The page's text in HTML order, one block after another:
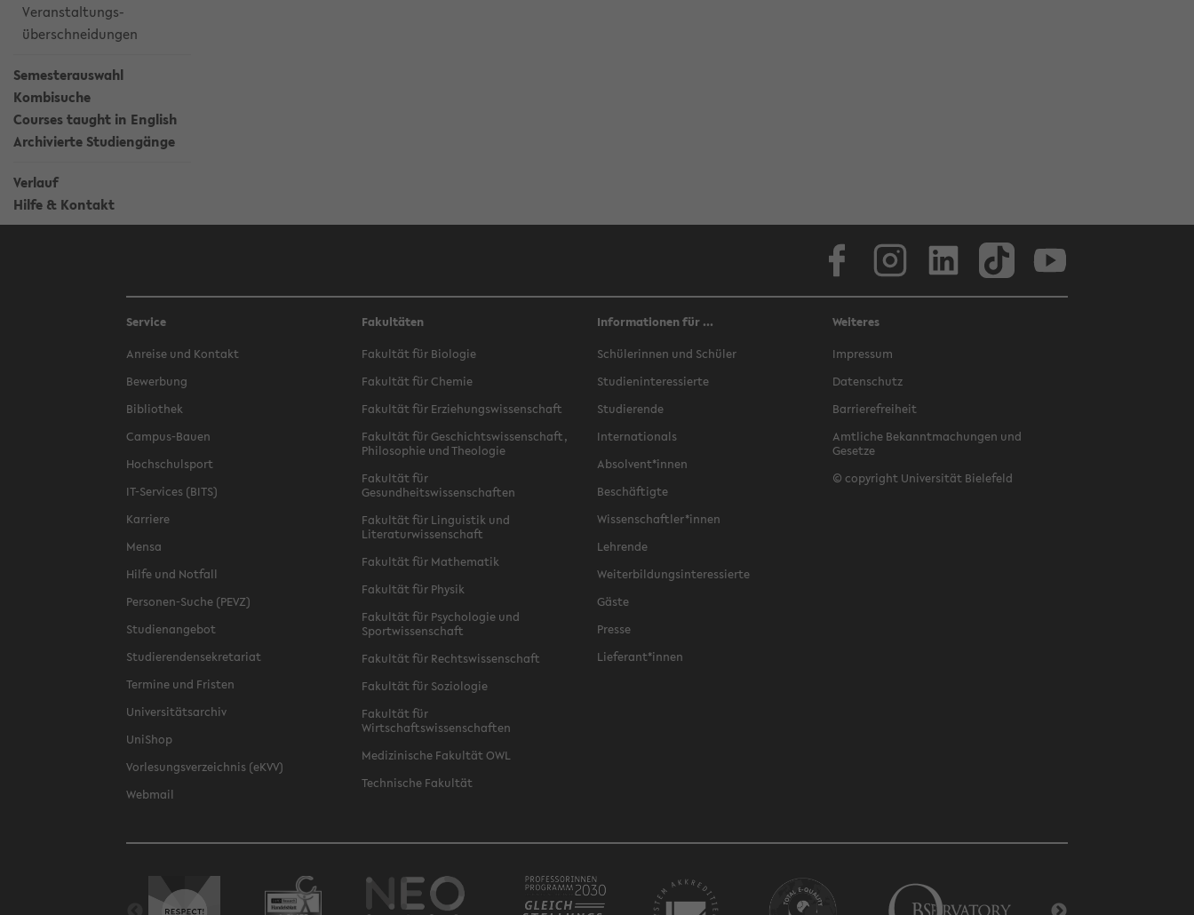
Veranstaltungs-
überschneidungen
Semesterauswahl
Kombisuche
Courses taught in English
Archivierte Studiengänge
Verlauf
Hilfe & Kontakt
Service
Anreise und Kontakt
Bewerbung
Bibliothek
Campus-Bauen
Hochschulsport
IT-Services (BITS)
Karriere
Mensa
Hilfe und Notfall
Personen-Suche (PEVZ)
Studienangebot
Studierendensekretariat
Termine und Fristen
Universitätsarchiv
UniShop
Vorlesungsverzeichnis (eKVV)
Webmail
Fakultäten
Fakultät für Biologie
Fakultät für Chemie
Fakultät für Erziehungswissenschaft
Fakultät für Geschichtswissenschaft,
Philosophie und Theologie
Fakultät für
Gesundheitswissenschaften
Fakultät für Linguistik und
Literaturwissenschaft
Fakultät für Mathematik
Fakultät für Physik
Fakultät für Psychologie und
Sportwissenschaft
Fakultät für Rechtswissenschaft
Fakultät für Soziologie
Fakultät für
Wirtschaftswissenschaften
Medizinische Fakultät OWL
Technische Fakultät
Informationen für ...
Schülerinnen und Schüler
Studieninteressierte
Studierende
Internationals
Absolvent*innen
Beschäftigte
Wissenschaftler*innen
Lehrende
Weiterbildungsinteressierte
Gäste
Presse
Lieferant*innen
Weiteres
Impressum
Datenschutz
Barrierefreiheit
Amtliche Bekanntmachungen und
Gesetze
© copyright Universität Bielefeld